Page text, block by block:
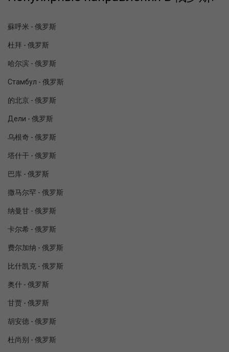
蘇呼米 - 俄罗斯
杜拜 - 俄罗斯
哈尔滨 - 俄罗斯
Стамбул - 俄罗斯
的北京 - 俄罗斯
Дели - 俄罗斯
乌根奇 - 俄罗斯
塔什干 - 俄罗斯
巴库 - 俄罗斯
撒马尔罕 - 俄罗斯
纳曼甘 - 俄罗斯
卡尔希 - 俄罗斯
费尔加纳 - 俄罗斯
比什凯克 - 俄罗斯
奥什 - 俄罗斯
甘贾 - 俄罗斯
胡安德 - 俄罗斯
杜尚别 - 俄罗斯